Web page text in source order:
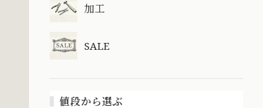
加工
SALE
値段から選ぶ